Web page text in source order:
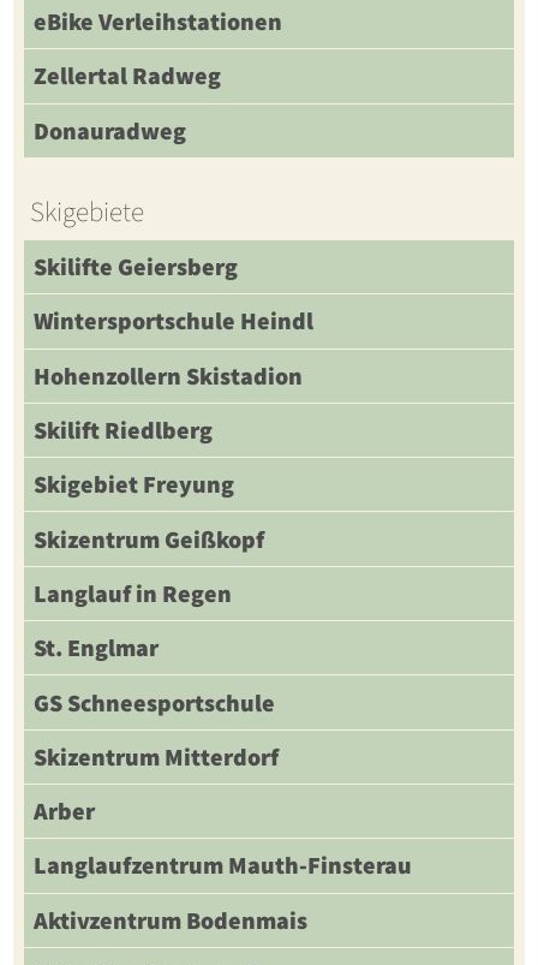
eBike Verleihstationen
Zellertal Radweg
Donauradweg
Skigebiete
Skilifte Geiersberg
Wintersportschule Heindl
Hohenzollern Skistadion
Skilift Riedlberg
Skigebiet Freyung
Skizentrum Geißkopf
Langlauf in Regen
St. Englmar
GS Schneesportschule
Skizentrum Mitterdorf
Arber
Langlaufzentrum Mauth-Finsterau
Aktivzentrum Bodenmais